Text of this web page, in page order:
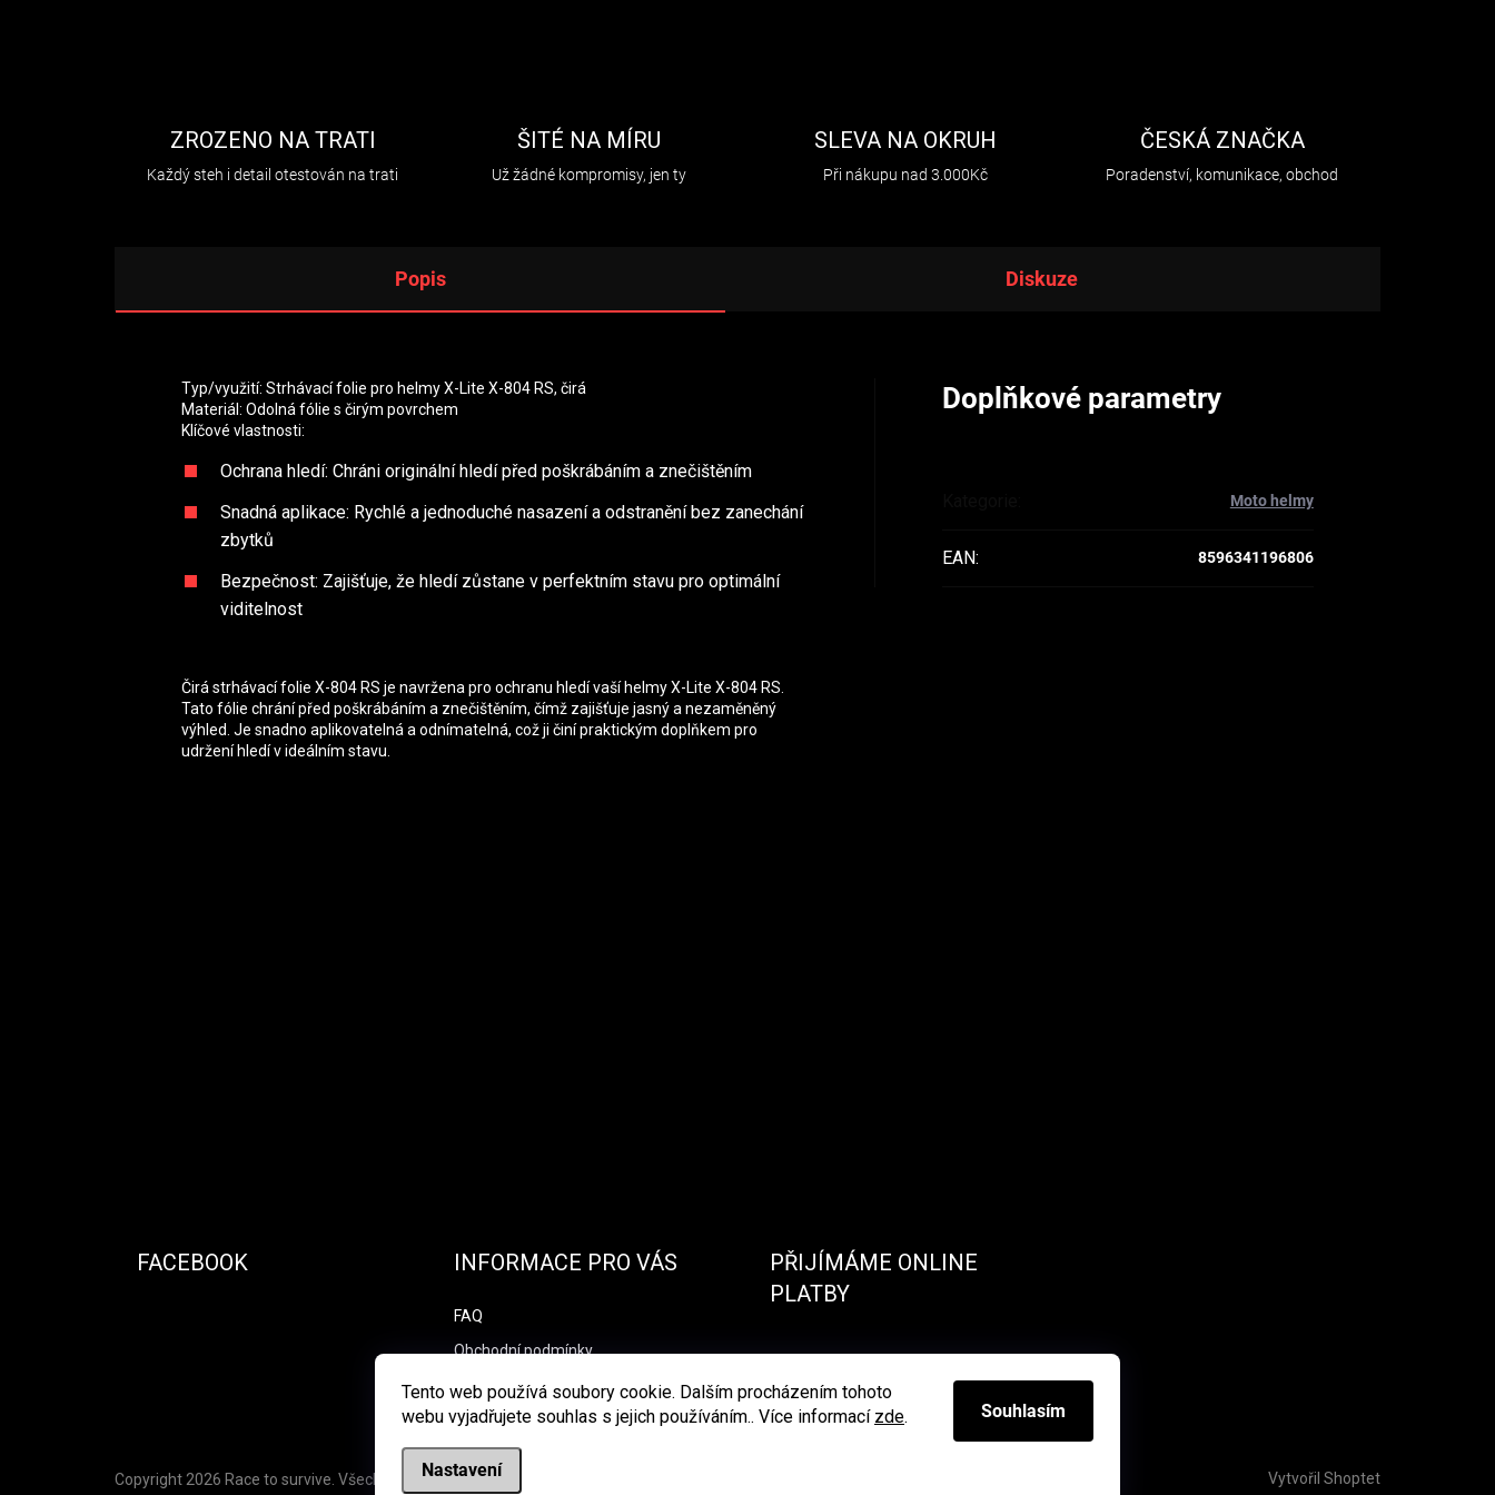
Tento web používá soubory cookie. Dalším procházením tohoto
webu vyjadřujete souhlas s jejich používáním.. Více informací zde.
Nastavení
Souhlasím
ZROZENO NA TRATI
Každý steh i detail otestován na trati
ŠITÉ NA MÍRU
Už žádné kompromisy, jen ty
SLEVA NA OKRUH
Při nákupu nad 3.000Kč
ČESKÁ ZNAČKA
Poradenství, komunikace, obchod
Popis Diskuze
Typ/využití: Strhávací folie pro helmy X-Lite X-804 RS, čirá
Materiál: Odolná fólie s čirým povrchem
Klíčové vlastnosti:
Ochrana hledí: Chráni originální hledí před poškrábáním a znečištěním
Snadná aplikace: Rychlé a jednoduché nasazení a odstranění bez zanechání
zbytků
Bezpečnost: Zajišťuje, že hledí zůstane v perfektním stavu pro optimální
viditelnost
Čirá strhávací folie X-804 RS je navržena pro ochranu hledí vaší helmy X-Lite X-804 RS.
Tato fólie chrání před poškrábáním a znečištěním, čímž zajišťuje jasný a nezaměněný
výhled. Je snadno aplikovatelná a odnímatelná, což ji činí praktickým doplňkem pro
udržení hledí v ideálním stavu.
Doplňkové parametry
Moto helmy
EAN: 8596341196806
FACEBOOK INFORMACE PRO VÁS
FAQ
Obchodní podmínky
Podmínky ochrany osobních údajů
PŘIJÍMÁME ONLINE
PLATBY
Vytvořil Shoptet
Copyright 2026 Race to survive . Všechna práva vyhrazena.